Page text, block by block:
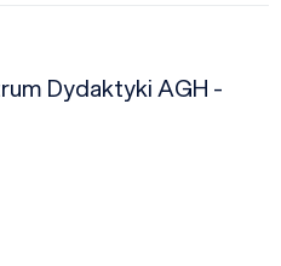
Dydaktyki AGH -